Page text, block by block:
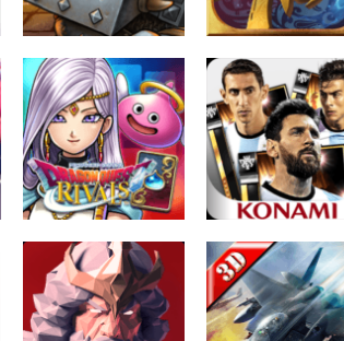
卡牌戰鬥
獸魂戰起來 修改器
1.0
930
卡牌戰鬥
蒼天王者 修改器
勇者鬥惡龍 強敵對
決(ドラゴンクエス
トライバルズ) 修改
器1.0.1
卡牌戰鬥
PES CARD
COLLECTION 修
器1.0